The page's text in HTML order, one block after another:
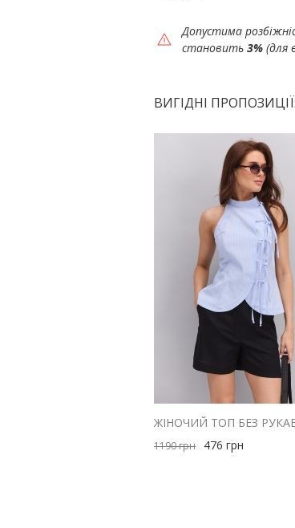
Допустима
становить 3% (для
ВИГІДНІ ПРОПОЗИЦІЇ:
1190грн 476 грн